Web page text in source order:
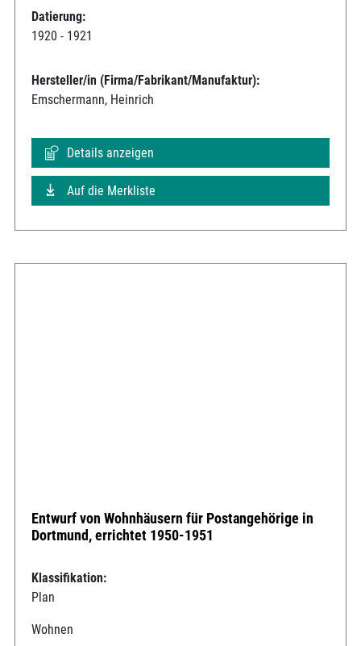
Datierung:
1920 - 1921
Hersteller/in (Firma/Fabrikant/Manufaktur):
Emschermann, Heinrich
Details anzeigen
Auf die Merkliste
Entwurf von Wohnhäusern für Postangehörige in
Dortmund, errichtet 1950-1951
Klassifikation:
Plan
Wohnen